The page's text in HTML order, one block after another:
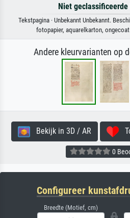
Niet
Tekstpagina · Unbekannt Unbekannt.
fotopapier, aquarelkarton,
Andere kleurvarianten op
Bekijk in 3D / AR
0
Configureer
Breedte (Motief, cm)